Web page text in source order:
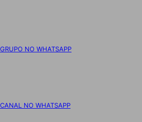
GRUPO NO WHATSAPP
CANAL NO WHATSAPP